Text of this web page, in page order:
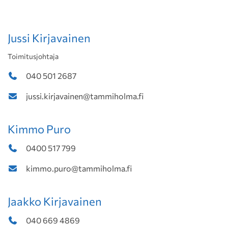
Jussi Kirjavainen
Toimitusjohtaja
040 501 2687
jussi.kirjavainen@tammiholma.fi
Kimmo Puro
0400 517 799
kimmo.puro@tammiholma.fi
Jaakko Kirjavainen
040 669 4869